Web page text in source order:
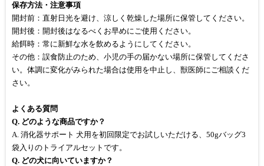
保存方法・注意事項
開封前：直射日光を避け、涼しく乾燥した場所に保管してください。
開封後：開封後はなるべくお早めにご使用ください。
給餌時：常に新鮮な水を飲めるようにしてください。
その他：誤食防止のため、小児の手の届かない場所に保管してくださ
い。体調に変化がみられた場合は使用を中止し、獣医師にご相談くだ
さい。
よくある質問
Q. どのような商品ですか？
A. 消化器サポート 犬用を初回限定でお試しいただける、50gバッグ3
袋入りのトライアルセットです。
Q. どの犬に向いていますか？